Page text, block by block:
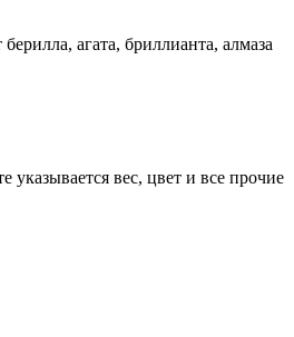
агата, бриллианта, алмаза
вес, цвет и все прочие